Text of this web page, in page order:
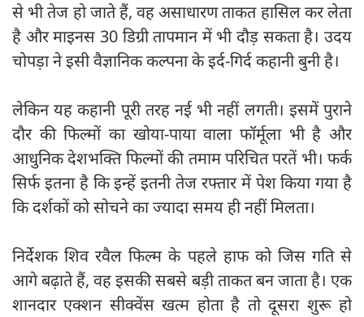
से भी तेज हो जाते हैं, वह असाधारण ताकत हासिल कर लेता
है और माइनस 30 डिग्री तापमान में भी दौड़ सकता है। उदय
चोपड़ा ने इसी वैज्ञानिक कल्पना के इर्द-गिर्द कहानी बुनी है।
लेकिन यह कहानी पूरी तरह नई भी नहीं लगती। इसमें पुराने
दौर की फिल्मों का खोया-पाया वाला फॉर्मूला भी है और
आधुनिक देशभक्ति फिल्मों की तमाम परिचित परतें भी। फर्क
सिर्फ इतना है कि इन्हें इतनी तेज रफ्तार में पेश किया गया है
कि दर्शकों को सोचने का ज्यादा समय ही नहीं मिलता।
निर्देशक शिव रवैल फिल्म के पहले हाफ को जिस गति से
आगे बढ़ाते हैं, वह इसकी सबसे बड़ी ताकत बन जाता है। एक
शानदार एक्शन सीक्वेंस खत्म होता है तो दूसरा शुरू हो